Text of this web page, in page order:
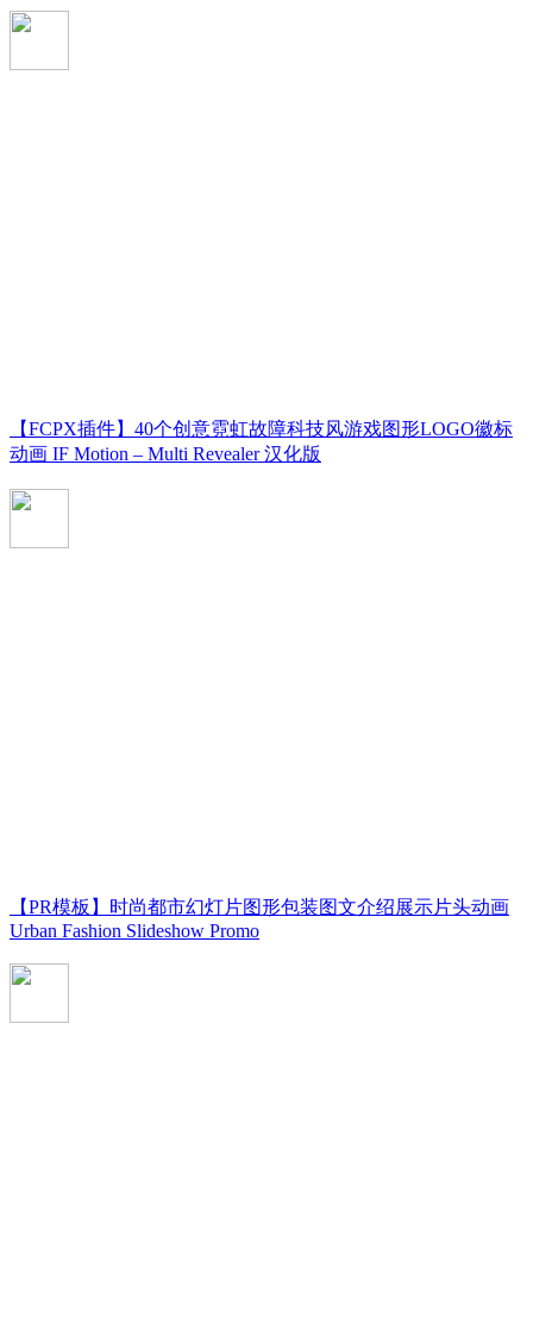
【FCPX插件】40个创意霓虹故障科技风游戏图形LOGO徽标
动画 IF Motion – Multi Revealer 汉化版
【PR模板】时尚都市幻灯片图形包装图文介绍展示片头动画
Urban Fashion Slideshow Promo